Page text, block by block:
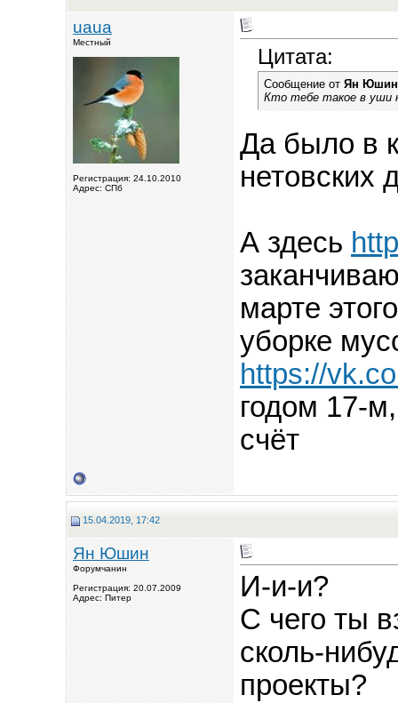
uaua
Местный
Регистрация: 24.10.2010
Адрес: СПб
Цитата:
Сообщение от Ян Юшин
Кто тебе такое в уши
Да было в
нетовских
А здесь
марте
уборке
https://
годом 17-
счёт
15.04.2019, 17:42
Ян Юшин
Форумчанин
Регистрация: 20.07.2009
Адрес: Питер
И-и-и?
С чего ты
сколь-
проекты?